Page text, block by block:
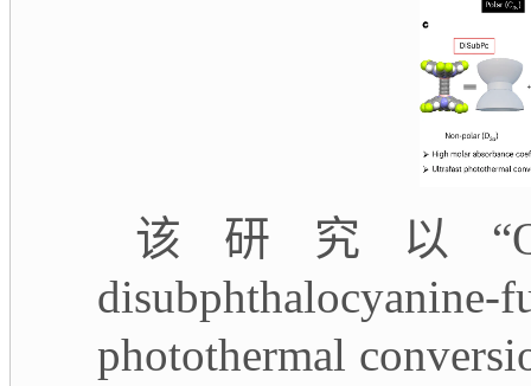
该研究以
photothermal